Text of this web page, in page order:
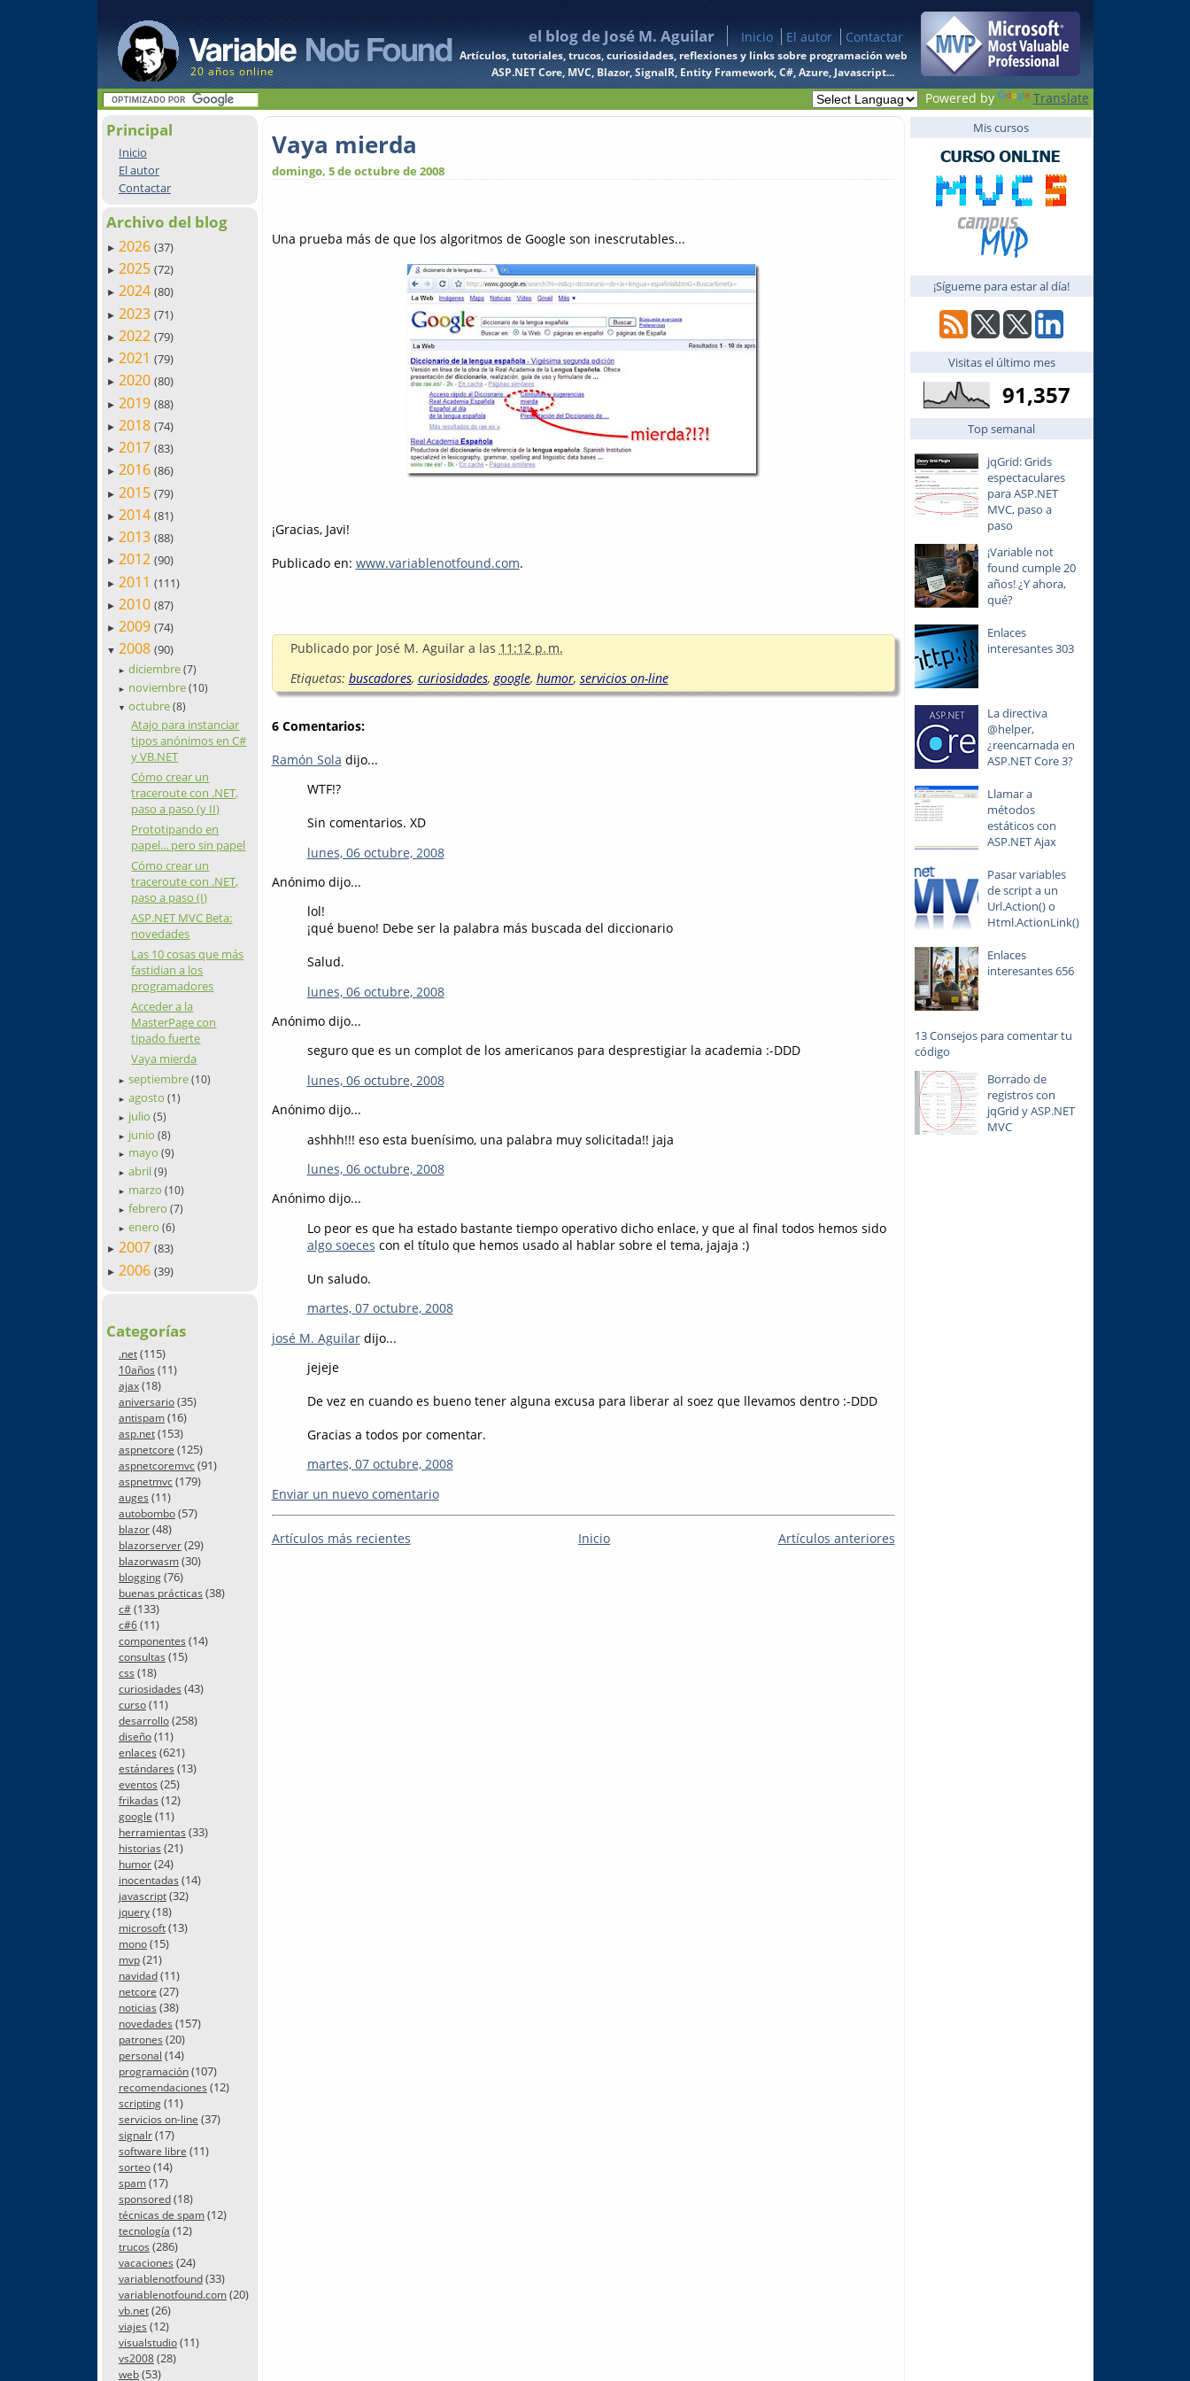
20 años online
el blog de José M. Aguilar Inicio El autor Contactar
Artículos, tutoriales, trucos, curiosidades, reflexiones y links sobre programación web
ASP.NET Core, MVC, Blazor, SignalR, Entity Framework, C#, Azure, Javascript...
Powered by Translate
Principal
Inicio
El autor
Contactar
Archivo del blog
► 2026 (37)
► 2025 (72)
► 2024 (80)
► 2023 (71)
► 2022 (79)
► 2021 (79)
► 2020 (80)
► 2019 (88)
► 2018 (74)
► 2017 (83)
► 2016 (86)
► 2015 (79)
► 2014 (81)
► 2013 (88)
► 2012 (90)
► 2011 (111)
► 2010 (87)
► 2009 (74)
▼ 2008 (90)
► diciembre(7)
► noviembre(10)
▼ octubre(8)
Atajo para instanciar
tipos anónimos en C#
y VB.NET
Cómo crear un
traceroute con .NET,
paso a paso (y II)
Prototipando en
papel... pero sin papel
Cómo crear un
traceroute con .NET,
paso a paso (I)
ASP.NET MVC Beta:
novedades
Las 10 cosas que más
fastidian a los
programadores
Acceder a la
MasterPage con
tipado fuerte
Vaya mierda
► septiembre(10)
► agosto(1)
► julio(5)
► junio(8)
► mayo(9)
► abril(9)
► marzo(10)
► febrero(7)
► enero(6)
► 2007 (83)
► 2006 (39)
Categorías
.net(115)
10años (11)
ajax(18)
aniversario(35)
antispam(16)
asp.net(153)
aspnetcore (125)
aspnetcoremvc(91)
aspnetmvc(179)
auges (11)
autobombo(57)
blazor(48)
blazorserver(29)
blazorwasm(30)
blogging(76)
buenas prácticas (38)
c#(133)
c#6(11)
componentes (14)
consultas (15)
css (18)
curiosidades (43)
curso(11)
desarrollo(258)
diseño(11)
enlaces (621)
estándares (13)
eventos (25)
frikadas (12)
google (11)
herramientas (33)
historias (21)
humor(24)
inocentadas (14)
javascript(32)
jquery(18)
microsoft(13)
mono(15)
mvp(21)
navidad(11)
netcore (27)
noticias (38)
novedades (157)
patrones (20)
personal (14)
programación(107)
recomendaciones (12)
scripting(11)
servicios on-line (37)
signalr(17)
software libre (11)
sorteo(14)
spam(17)
sponsored(18)
técnicas de spam(12)
tecnología (12)
trucos (286)
vacaciones (24)
variablenotfound(33)
variablenotfound.com(20)
vb.net(26)
viajes (12)
visualstudio(11)
vs2008(28)
web(53)
Vaya mierda
domingo, 5 de octubre de 2008
Una prueba más de que los algoritmos de Google son inescrutables...
¡Gracias, Javi!
Publicado en: www.variablenotfound.com.
Publicado por José M. Aguilar a las 11:12 p. m.
Etiquetas: buscadores, curiosidades, google, humor, servicios on-line
6 Comentarios:
Ramón Sola dijo...
WTF!?
Sin comentarios. XD
lunes, 06 octubre, 2008
Anónimo dijo...
lol!
¡qué bueno! Debe ser la palabra más buscada del diccionario
Salud.
lunes, 06 octubre, 2008
Anónimo dijo...
seguro que es un complot de los americanos para desprestigiar la academia :-DDD
lunes, 06 octubre, 2008
Anónimo dijo...
ashhh!!! eso esta buenísimo, una palabra muy solicitada!! jaja
lunes, 06 octubre, 2008
Anónimo dijo...
Lo peor es que ha estado bastante tiempo operativo dicho enlace, y que al final todos hemos sido
algo soeces con el título que hemos usado al hablar sobre el tema, jajaja :)
Un saludo.
martes, 07 octubre, 2008
josé M. Aguilardijo...
jejeje
De vez en cuando es bueno tener alguna excusa para liberar al soez que llevamos dentro :-DDD
Gracias a todos por comentar.
martes, 07 octubre, 2008
Enviar un nuevo comentario
Artículos más recientes Artículos anteriores
Inicio
Mis cursos
¡Sígueme para estar al día!
Visitas el último mes
91,357
Top semanal
jqGrid: Grids
espectaculares
para ASP.NET
MVC, paso a
paso
¡Variable not
found cumple 20
años! ¿Y ahora,
qué?
Enlaces
interesantes 303
La directiva
@helper,
¿reencarnada en
ASP.NET Core 3?
Llamar a
métodos
estáticos con
ASP.NET Ajax
Pasar variables
de script a un
Url.Action() o
Html.ActionLink()
Enlaces
interesantes 656
13 Consejos para comentar tu
código
Borrado de
registros con
jqGrid y ASP.NET
MVC